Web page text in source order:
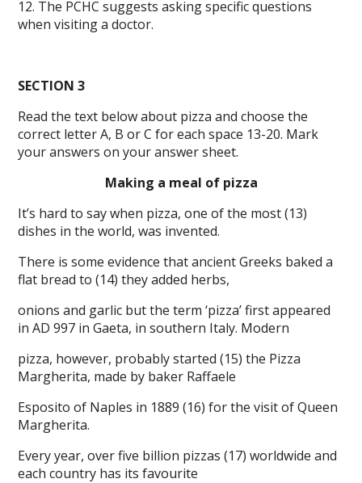
12. The PCHC suggests asking specific questions
when visiting a doctor.
SECTION 3
Read the text below about pizza and choose the
correct letter A, B or C for each space 13-20. Mark
your answers on your answer sheet.
Making a meal of pizza
It’s hard to say when pizza, one of the most (13)
dishes in the world, was invented.
There is some evidence that ancient Greeks baked a
flat bread to (14) they added herbs,
onions and garlic but the term ‘pizza’ first appeared
in AD 997 in Gaeta, in southern Italy. Modern
pizza, however, probably started (15) the Pizza
Margherita, made by baker Raffaele
Esposito of Naples in 1889 (16) for the visit of Queen
Margherita.
Every year, over five billion pizzas (17) worldwide and
each country has its favourite